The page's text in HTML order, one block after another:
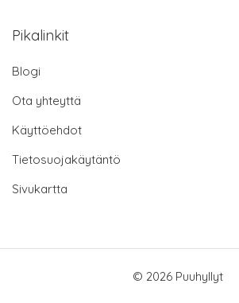
Pikalinkit
Blogi
Ota yhteyttä
Käyttöehdot
Tietosuojakäytäntö
Sivukartta
© 2026 Puuhyllyt